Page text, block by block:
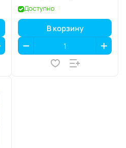
Доступно
В корзину